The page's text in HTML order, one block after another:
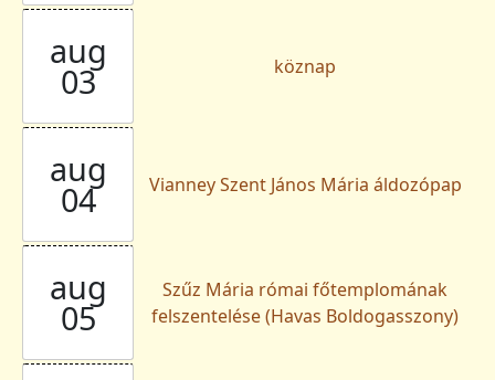
aug
03 köznap
aug
04 Vianney Szent János Mária áldozópap
aug
05
Szűz Mária római főtemplomának
felszentelése (Havas Boldogasszony)